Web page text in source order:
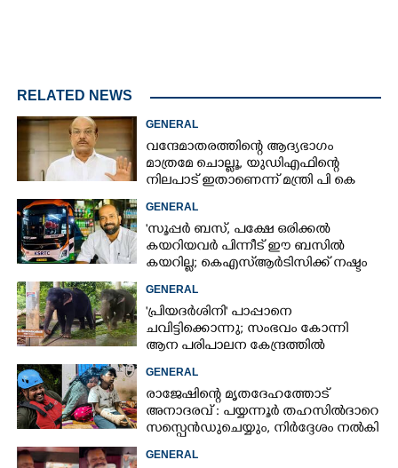
RELATED NEWS
GENERAL
വന്ദേമാതരത്തിന്റെ ആദ്യഭാഗം
മാത്രമേ ചൊല്ലൂ,​ യുഡിഎഫിന്റെ
നിലപാട് ഇതാണെന്ന് മന്ത്രി പി കെ
GENERAL
'സൂപ്പർ ബസ്, പക്ഷേ ഒരിക്കൽ
കയറിയവർ പിന്നീട് ഈ ബസിൽ
കയറില്ല; കെഎസ്ആർടിസിക്ക് നഷ്ടം
GENERAL
'പ്രിയദർശിനി' പാപ്പാനെ
ചവിട്ടിക്കൊന്നു; സംഭവം കോന്നി
ആന പരിപാലന കേന്ദ്രത്തിൽ
GENERAL
രാജേഷിന്റെ മൃതദേഹത്തോട്
അനാദരവ് : പയ്യന്നൂർ തഹസിൽദാറെ
സസ്പെൻഡുചെയ്യും, നിർദ്ദേശം നൽകി
GENERAL